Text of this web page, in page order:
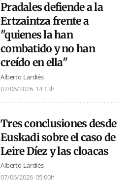
Pradales defiende a la
Ertzaintza frente a
"quienes la han
combatido y no han
creído en ella"
Alberto Lardiés
07/06/2026 14:13h
Tres conclusiones desde
Euskadi sobre el caso de
Leire Díez y las cloacas
Alberto Lardiés
07/06/2026 05:00h